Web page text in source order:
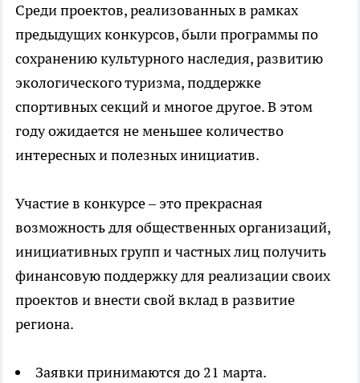
Среди проектов, реализованных в рамках
предыдущих конкурсов, были программы по
сохранению культурного наследия, развитию
экологического туризма, поддержке
спортивных секций и многое другое. В этом
году ожидается не меньшее количество
интересных и полезных инициатив.
Участие в конкурсе – это прекрасная
возможность для общественных организаций,
инициативных групп и частных лиц получить
финансовую поддержку для реализации своих
проектов и внести свой вклад в развитие
региона.
Заявки принимаются до 21 марта.